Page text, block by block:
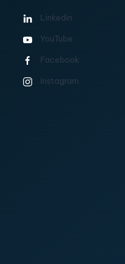
Linkedin
YouTube
Facebook
Instagram